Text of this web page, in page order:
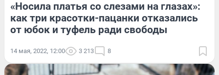
«Носила платья со слезами на глазах»:
как три красотки-пацанки отказались
от юбок и туфель ради свободы
14 мая, 2022, 12:00 3 213 8